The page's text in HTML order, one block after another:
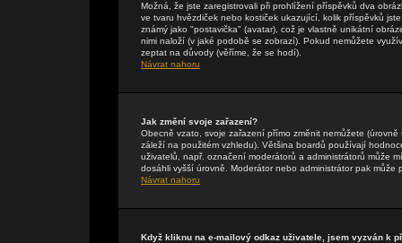
Možná, že jste zaregistrovali při prohlížení příspěvků dva
ve tvaru hvězdiček nebo kostiček ukazující, kolik příspěvků
známý jako "postavička" (avatar), což je vlastně unikátní
nimi naloží (v jaké podobě se zobrazí). Pokud nemůžete
zeptat na důvody (věříme, že se hodí).
Návrat nahoru
Jak změní svoje zařazení?
Obecně vzato, svoje zařazení přímo změnit nemůžete
záleží na použitém vzhledu). Většina boardů používají
uživatelů, např. označení moderátorů a administrátorů může
dosáhli vyšší úrovně. Moderátor nebo administrátor pak může
Návrat nahoru
Když kliknu na e-mailový odkaz uživatele, jsem vyzván k